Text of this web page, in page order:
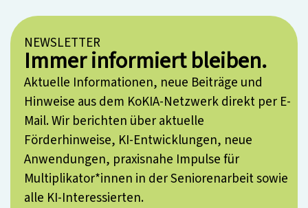
NEWSLETTER
Immer informiert bleiben.
Aktuelle Informationen, neue Beiträge und
Hinweise aus dem KoKIA-Netzwerk direkt per E-
Mail. Wir berichten über aktuelle
Förderhinweise, KI-Entwicklungen, neue
Anwendungen, praxisnahe Impulse für
Multiplikator*innen in der Seniorenarbeit sowie
alle KI-Interessierten.